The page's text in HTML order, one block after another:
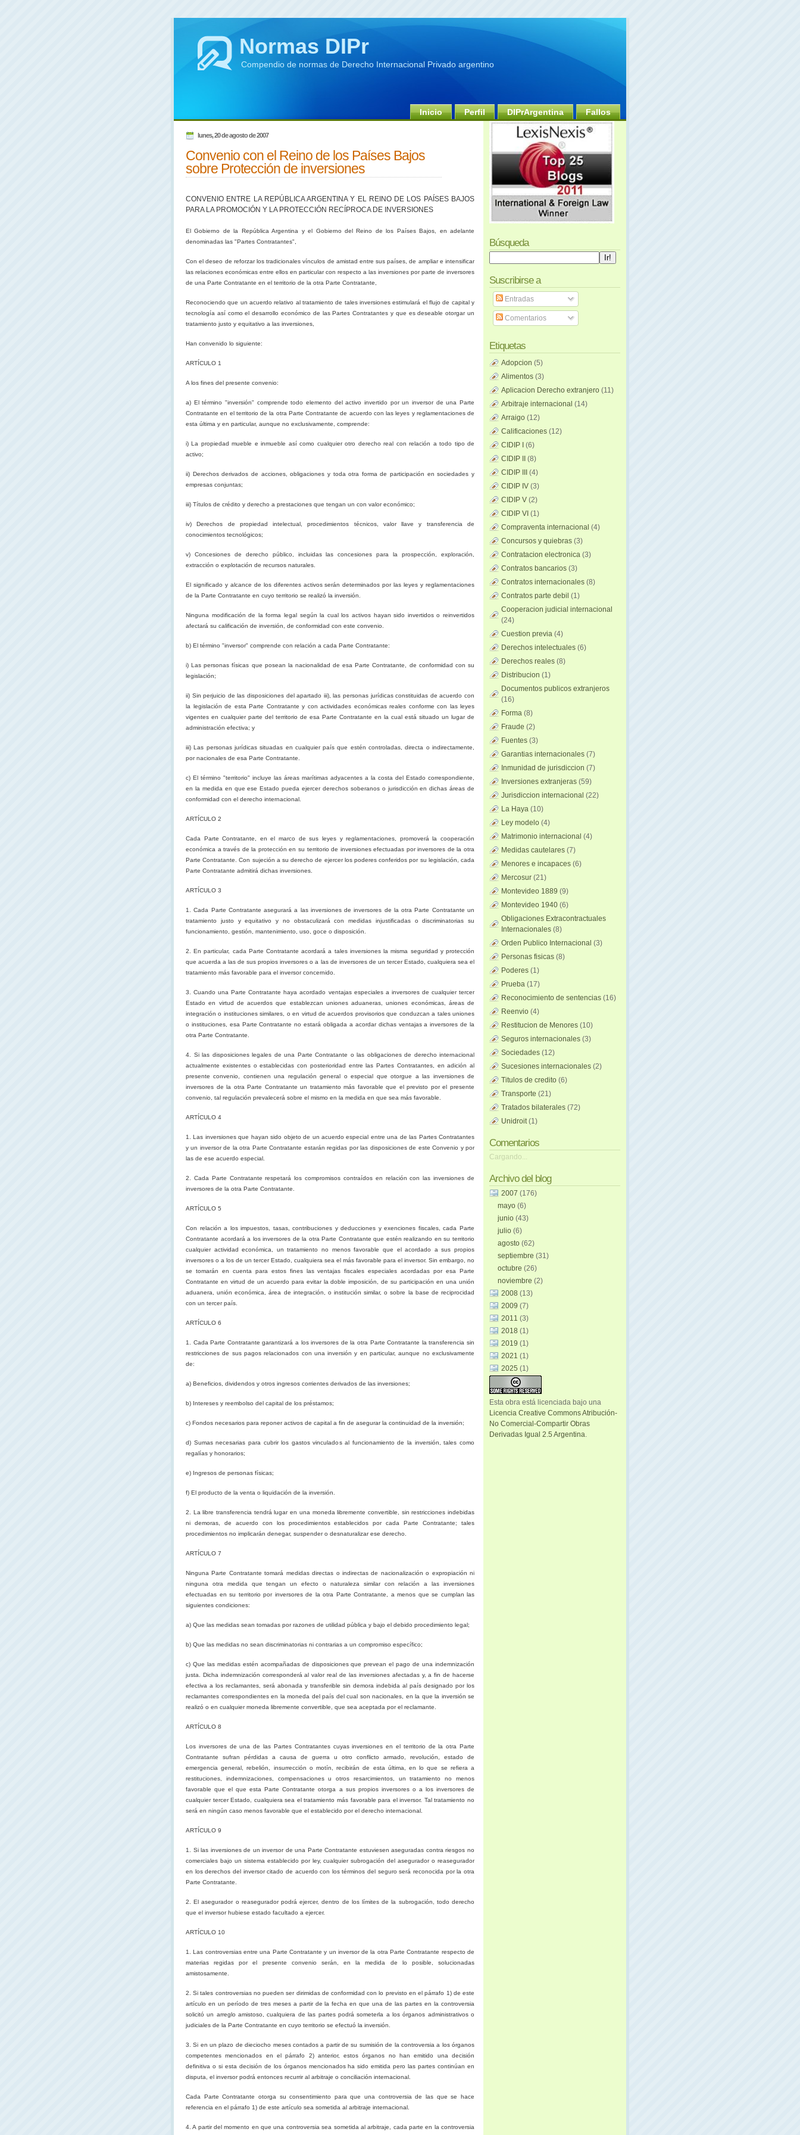
Normas DIPr
Compendio de normas de Derecho Internacional Privado argentino
Inicio Perfil DIPrArgentina Fallos
lunes, 20 de agosto de 2007
Convenio con el Reino de los Países Bajos
sobre Protección de inversiones
CONVENIO ENTRE LA REPÚBLICA ARGENTINA Y EL REINO DE LOS PAÍSES BAJOS
PARA LA PROMOCIÓN Y LA PROTECCIÓN RECÍPROCA DE INVERSIONES
El Gobierno dela República Argentina
y el Gobierno del Reino de los Países Bajos, en adelante
denominadas las "Partes Contratantes",
Con el deseo de reforzar los tradicionales vínculos de amistad entre sus países, de ampliar e intensificar
las relaciones económicas entre ellos en particular con respecto a las inversiones por parte de inversores
de una Parte Contratante en el territorio de la otra Parte Contratante,
Reconociendo que un acuerdo relativo al tratamiento de tales inversiones estimulará el flujo de capital y
tecnología así como el desarrollo económico de las Partes Contratantes y que es deseable otorgar un
tratamiento justo y equitativo a las inversiones,
Han convenido lo siguiente:
ARTÍCULO 1
A los fines del presente convenio:
a) El término "inversión" comprende todo elemento del activo invertido por un inversor de una Parte
Contratante en el territorio de la otra Parte Contratante de acuerdo con las leyes y reglamentaciones de
esta última y en particular, aunque no exclusivamente, comprende:
i) La propiedad mueble e inmueble así como cualquier otro derecho real con relación a todo tipo de
activo;
ii) Derechos derivados de acciones, obligaciones y toda otra forma de participación en sociedades y
empresas conjuntas;
iii) Títulos de crédito y derecho a prestaciones que tengan un con valor económico;
iv) Derechos de propiedad intelectual, procedimientos técnicos, valor llave y transferencia de
conocimientos tecnológicos;
v) Concesiones de derecho público, incluidas las concesiones para la prospección, exploración,
extracción o explotación de recursos naturales.
El significado y alcance de los diferentes activos serán determinados por las leyes y reglamentaciones
de la Parte Contratante en cuyo territorio se realizó la inversión.
Ninguna modificación de la forma legal según la cual los activos hayan sido invertidos o reinvertidos
afectará su calificación de inversión, de conformidad con este convenio.
b) El término "inversor" comprende con relación a cada Parte Contratante:
i) Las personas físicas que posean la nacionalidad de esa Parte Contratante, de conformidad con su
legislación;
ii) Sin perjuicio de las disposiciones del apartado iii), las personas jurídicas constituidas de acuerdo con
la legislación de esta Parte Contratante y con actividades económicas reales conforme con las leyes
vigentes en cualquier parte del territorio de esa Parte Contratante en la cual está situado un lugar de
administración efectiva; y
iii) Las personas jurídicas situadas en cualquier país que estén controladas, directa o indirectamente,
por nacionales de esa Parte Contratante.
c) El término "territorio" incluye las áreas marítimas adyacentes a la costa del Estado correspondiente,
en la medida en que ese Estado pueda ejercer derechos soberanos o jurisdicción en dichas áreas de
conformidad con el derecho internacional.
ARTÍCULO 2
Cada Parte Contratante, en el marco de sus leyes y reglamentaciones, promoverá la cooperación
económica a través de la protección en su territorio de inversiones efectuadas por inversores de la otra
Parte Contratante. Con sujeción a su derecho de ejercer los poderes conferidos por su legislación, cada
Parte Contratante admitirá dichas inversiones.
ARTÍCULO 3
1. Cada Parte Contratante asegurará a las inversiones de inversores de la otra Parte Contratante un
tratamiento justo y equitativo y no obstaculizará con medidas injustificadas o discriminatorias su
funcionamiento, gestión, mantenimiento, uso, goce o disposición.
2. En particular, cada Parte Contratante acordará a tales inversiones la misma seguridad y protección
que acuerda a las de sus propios inversores o a las de inversores de un tercer Estado, cualquiera sea el
tratamiento más favorable para el inversor concernido.
3. Cuando una Parte Contratante haya acordado ventajas especiales a inversores de cualquier tercer
Estado en virtud de acuerdos que establezcan uniones aduaneras, uniones económicas, áreas de
integración o instituciones similares, o en virtud de acuerdos provisorios que conduzcan a tales uniones
o instituciones, esa Parte Contratante no estará obligada a acordar dichas ventajas a inversores de la
otra Parte Contratante.
4. Si las disposiciones legales de una Parte Contratante o las obligaciones de derecho internacional
actualmente existentes o establecidas con posterioridad entre las Partes Contratantes, en adición al
presente convenio, contienen una regulación general o especial que otorgue a las inversiones de
inversores de la otra Parte Contratante un tratamiento más favorable que el previsto por el presente
convenio, tal regulación prevalecerá sobre el mismo en la medida en que sea más favorable.
ARTÍCULO 4
1. Las inversiones que hayan sido objeto de un acuerdo especial entre una de las Partes Contratantes
y un inversor de la otra Parte Contratante estarán regidas por las disposiciones de este Convenio y por
las de ese acuerdo especial.
2. Cada Parte Contratante respetará los compromisos contraídos en relación con las inversiones de
inversores de la otra Parte Contratante.
ARTÍCULO 5
Con relación a los impuestos, tasas, contribuciones y deducciones y exenciones fiscales, cada Parte
Contratante acordará a los inversores de la otra Parte Contratante que estén realizando en su territorio
cualquier actividad económica, un tratamiento no menos favorable que el acordado a sus propios
inversores o a los de un tercer Estado, cualquiera sea el más favorable para el inversor. Sin embargo, no
se tomarán en cuenta para estos fines las ventajas fiscales especiales acordadas por esa Parte
Contratante en virtud de un acuerdo para evitar la doble imposición, de su participación en una unión
aduanera, unión económica, área de integración, o institución similar, o sobre la base de reciprocidad
con un tercer país.
ARTÍCULO 6
1. Cada Parte Contratante garantizará a los inversores de la otra Parte Contratante la transferencia sin
restricciones de sus pagos relacionados con una inversión y en particular, aunque no exclusivamente
de:
a) Beneficios, dividendos y otros ingresos corrientes derivados de las inversiones;
b) Intereses y reembolso del capital de los préstamos;
c) Fondos necesarios para reponer activos de capital a fin de asegurar la continuidad de la inversión;
d) Sumas necesarias para cubrir los gastos vinculados al funcionamiento de la inversión, tales como
regalías y honorarios;
e) Ingresos de personas físicas;
f) El producto de la venta o liquidación de la inversión.
2. La libre transferencia tendrá lugar en una moneda libremente convertible, sin restricciones indebidas
ni demoras, de acuerdo con los procedimientos establecidos por cada Parte Contratante; tales
procedimientos no implicarán denegar, suspender o desnaturalizar ese derecho.
ARTÍCULO 7
Ninguna Parte Contratante tomará medidas directas o indirectas de nacionalización o expropiación ni
ninguna otra medida que tengan un efecto o naturaleza similar con relación a las inversiones
efectuadas en su territorio por inversores de la otra Parte Contratante, a menos que se cumplan las
siguientes condiciones:
a) Que las medidas sean tomadas por razones de utilidad pública y bajo el debido procedimiento legal;
b) Que las medidas no sean discriminatorias ni contrarias a un compromiso específico;
c) Que las medidas estén acompañadas de disposiciones que prevean el pago de una indemnización
justa. Dicha indemnización corresponderá al valor real de las inversiones afectadas y, a fin de hacerse
efectiva a los reclamantes, será abonada y transferible sin demora indebida al país designado por los
reclamantes correspondientes en la moneda del país del cual son nacionales, en la que la inversión se
realizó o en cualquier moneda libremente convertible, que sea aceptada por el reclamante.
ARTÍCULO 8
Los inversores de una de las Partes Contratantes cuyas inversiones en el territorio de la otra Parte
Contratante sufran pérdidas a causa de guerra u otro conflicto armado, revolución, estado de
emergencia general, rebelión, insurrección o motín, recibirán de esta última, en lo que se refiera a
restituciones, indemnizaciones, compensaciones u otros resarcimientos, un tratamiento no menos
favorable que el que esta Parte Contratante otorga a sus propios inversores o a los inversores de
cualquier tercer Estado, cualquiera sea el tratamiento más favorable para el inversor. Tal tratamiento no
será en ningún caso menos favorable que el establecido por el derecho internacional.
ARTÍCULO 9
1. Si las inversiones de un inversor de una Parte Contratante estuviesen aseguradas contra riesgos no
comerciales bajo un sistema establecido por ley, cualquier subrogación del asegurador o reasegurador
en los derechos del inversor citado de acuerdo con los términos del seguro será reconocida por la otra
Parte Contratante.
2. El asegurador o reasegurador podrá ejercer, dentro de los límites de la subrogación, todo derecho
que el inversor hubiese estado facultado a ejercer.
ARTÍCULO 10
1. Las controversias entre una Parte Contratante y un inversor de la otra Parte Contratante respecto de
materias regidas por el presente convenio serán, en la medida de lo posible, solucionadas
amistosamente.
2. Si tales controversias no pueden ser dirimidas de conformidad con lo previsto en el párrafo 1) de este
artículo en un período de tres meses a partir de la fecha en que una de las partes en la controversia
solicitó un arreglo amistoso, cualquiera de las partes podrá someterla a los órganos administrativos o
judiciales de la Parte Contratante en cuyo territorio se efectuó la inversión.
3. Si en un plazo de dieciocho meses contados a partir de su sumisión de la controversia a los órganos
competentes mencionados en el párrafo 2) anterior, estos órganos no han emitido una decisión
definitiva o si esta decisión de los órganos mencionados ha sido emitida pero las partes continúan en
disputa, el inversor podrá entonces recurrir al arbitraje o conciliación internacional.
Cada Parte Contratante otorga su consentimiento para que una controversia de las que se hace
referencia en el párrafo 1) de este artículo sea sometida al arbitraje internacional.
4. A partir del momento en que una controversia sea sometida al arbitraje, cada parte en la controversia
Búsqueda
Suscribirse a
Entradas
Comentarios
Etiquetas
Adopcion (5)
Alimentos (3)
Aplicacion Derecho extranjero (11)
Arbitraje internacional (14)
Arraigo (12)
Calificaciones (12)
CIDIP I
(6)
CIDIP II
(8)
CIDIP III
(4)
CIDIP IV (3)
CIDIP V (2)
CIDIP VI (1)
Compraventa internacional (4)
Concursos y quiebras (3)
Contratacion electronica (3)
Contratos bancarios (3)
Contratos internacionales (8)
Contratos parte debil (1)
Cooperacion judicial internacional
(24)
Cuestion previa (4)
Derechos intelectuales (6)
Derechos reales (8)
Distribucion (1)
Documentos publicos extranjeros
(16)
Forma (8)
Fraude (2)
Fuentes (3)
Garantias internacionales (7)
Inmunidad de jurisdiccion (7)
Inversiones extranjeras (59)
Jurisdiccion internacional (22)
La Haya (10)
Ley modelo (4)
Matrimonio internacional (4)
Medidas cautelares (7)
Menores e incapaces (6)
Mercosur (21)
Montevideo 1889 (9)
Montevideo 1940 (6)
Obligaciones Extracontractuales
Internacionales (8)
Orden Publico Internacional (3)
Personas fisicas (8)
Poderes (1)
Prueba (17)
Reconocimiento de sentencias (16)
Reenvio (4)
Restitucion de Menores (10)
Seguros internacionales (3)
Sociedades (12)
Sucesiones internacionales (2)
Titulos de credito (6)
Transporte (21)
Tratados bilaterales (72)
Unidroit (1)
Comentarios
Cargando...
Archivo del blog
2007 (176)
mayo(6)
junio(43)
julio(6)
agosto(62)
septiembre(31)
octubre(26)
noviembre(2)
2008 (13)
2009 (7)
2011 (3)
2018 (1)
2019 (1)
2021 (1)
2025 (1)
Esta obra está licenciada bajo una
Licencia Creative Commons Atribución-
No Comercial-Compartir Obras
Derivadas Igual 2.5 Argentina.